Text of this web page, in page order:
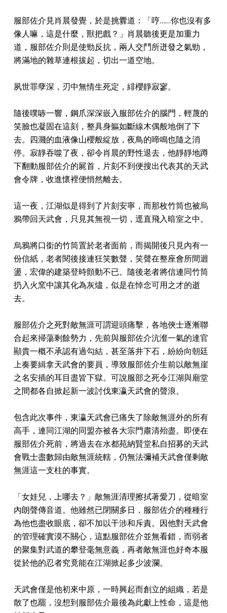
服部佐介見肖晨發覺，於是挑釁道：「哼……你也沒有多
像人嘛，這是什麼，獸把戲？」肖晨聽後更是加重力
道，服部佐介則是使勁反抗，兩人交鬥所迸發之氣勁，
將滿地的雜草連根拔起，切出一道空地。
夙世罪孽深，刃中無情生死定，緋櫻靜寂寥。
隨後噗哧一響，鋼爪深深嵌入服部佐介的腦門，輕蔑的
笑臉也凝固在這刻，整具身軀如斷線木偶般地倒了下
去。四濺的血液像山櫻般綻放，夜鳥的啼鳴也隨之消
停。寂靜吞噬了夜，卻令肖晨的野性退去，他靜靜地蹲
下翻動服部佐介的屍首，片刻不到便搜出代表其的天武
會令牌，收進懷裡便悄然離去。
這一夜，江湖似是得到了片刻安寧，而那枚竹筒也被烏
鴉帶回天武會，只見其無視一切，逕直飛入暗室之中。
烏鴉將口銜的竹筒置於老者面前，而揭開後只見內有一
份信紙，老者閱後接連狂笑數聲，笑聲在整座會所間迴
盪，宏偉的建築登時顫動不已。隨後老者將信連同竹筒
扔入火窯中讓其化為灰燼，似是在悼念可用之才的逝
去。
服部佐介之死對敵無涯可謂迎頭痛擊，各地俠士逐漸聯
合起來掃蕩剩餘勢力，先前與服部佐介沆瀣一氣的達官
顯貴一概不承認有過勾結，甚至落井下石，紛紛向朝廷
上奏要緝拿天武會的要員，導致服部佐介生前以敵無崖
之名安插的耳目盡皆下獄。可說服部之死令江湖與廟堂
之間都各自掀起新一波討伐東瀛天武會的聲浪。
包含此次事件，東瀛天武會已痛失了除敵無涯外的所有
高手，連同江湖的同盟亦被各大宗門肅清殆盡。即便在
服部佐介死前，將過去在水都苑納賢堂私自招募的天武
會戰士盡數歸由敵無涯統轄，仍無法彌補天武會僅剩敵
無涯這一支柱的事實。
「女娃兒，上哪去？」敵無涯清理擦拭著愛刀，從暗室
內朗聲傳音道。他雖然已閉關多日，服部佐介的種種行
為他也盡收眼底，卻不加以干涉和斥責。因他對天武會
的管理確實漠不關心，這點服部佐介並無看錯，而弱者
的聚集對武道的攀登毫無意義，再者敵無涯也好奇本服
從於他的忍者究竟能在江湖掀起多少波瀾。
天武會僅是他初來中原，一時興起而創立的組織，若是
散了也罷，沒想到服部佐介最後為此獻上性命，這是他